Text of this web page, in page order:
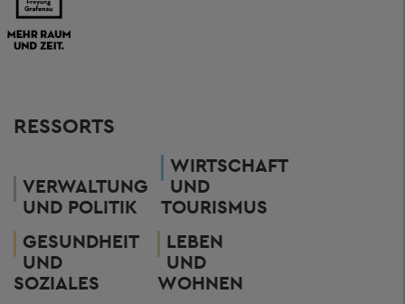
RESSORTS
VERWALTUNG
UND POLITIK
WIRTSCHAFT
UND
TOURISMUS
GESUNDHEIT
UND
SOZIALES
LEBEN
UND
WOHNEN